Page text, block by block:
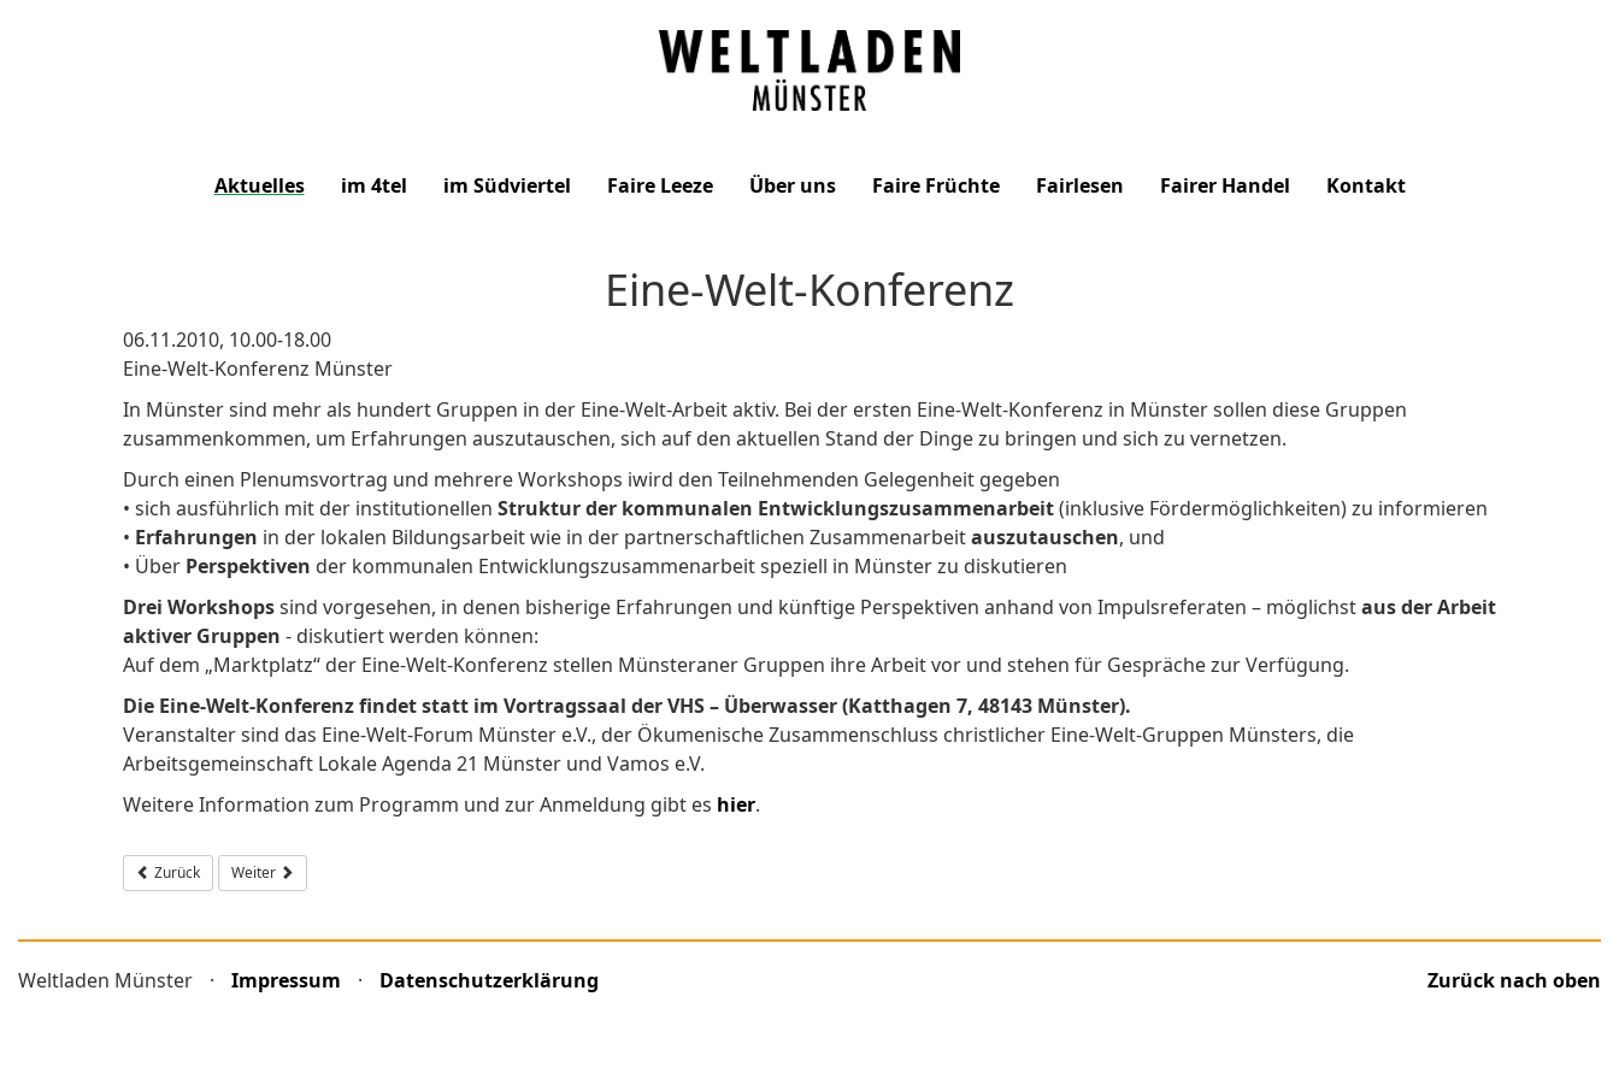
Münster
Aktuelles im 4tel im Südviertel Faire Leeze Über uns Faire Früchte Fairlesen Fairer Handel Kontakt
Eine-Welt-Konferenz
06.11.2010, 10.00-18.00
Eine-Welt-Konferenz Münster
In Münster sind mehr als hundert Gruppen in der Eine-Welt-Arbeit aktiv. Bei der ersten Eine-Welt-Konferenz in Münster sollen diese Gruppen
zusammenkommen, um Erfahrungen auszutauschen, sich auf den aktuellen Stand der Dinge zu bringen und sich zu vernetzen.
Durch einen Plenumsvortrag und mehrere Workshops iwird den Teilnehmenden Gelegenheit gegeben
• sich ausführlich mit der institutionellen Struktur der kommunalen Entwicklungszusammenarbeit(inklusive Fördermöglichkeiten) zu informieren
• Erfahrungen in der lokalen Bildungsarbeit wie in der partnerschaftlichen Zusammenarbeitauszutauschen, und
• Über Perspektiven der kommunalen Entwicklungszusammenarbeit speziell in Münster zu diskutieren
Drei Workshopssind vorgesehen, in denen bisherige Erfahrungen und künftige Perspektiven anhand von Impulsreferaten – möglichstaus der Arbeit
aktiver Gruppen - diskutiert werden können:
Auf dem „Marktplatz“ der Eine-Welt-Konferenz stellen Münsteraner Gruppen ihre Arbeit vor und stehen für Gespräche zur Verfügung.
Die Eine-Welt-Konferenz findet statt im Vortragssaal der VHS – Überwasser (Katthagen 7, 48143 Münster).
Veranstalter sind das Eine-Welt-Forum Münster e.V., der Ökumenische Zusammenschluss christlicher Eine-Welt-Gruppen Münsters, die
Arbeitsgemeinschaft Lokale Agenda 21 Münster und Vamos e.V.
Weitere Information zum Programm und zur Anmeldung gibt es hier.
Vorheriger Beitrag: EU für Fairen Handel: Offener Brief von Jerzy Buzek
Zurück Nächster Beitrag: Fairer Foto-Flashmob in Münster!
Weiter
Zurück nach oben
Weltladen Münster · Impressum · Datenschutzerklärung